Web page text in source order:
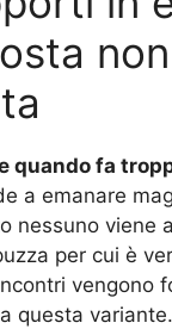
quando fa
a emanare
nessuno viene
per cui è
vengono
questa